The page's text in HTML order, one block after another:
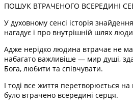
ПОШУК ВТРАЧЕНОГО ВСЕРЕДИНІ
У духовному сенсі історія
нагадує і про внутрішній шлях
Адже нерідко людина втрачає не
набагато важливіше — мир душі,
Бога, любити та співчувати.
І тоді все життя перетворюється
було втрачено всередині серця.